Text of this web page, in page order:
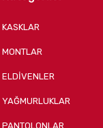
KASKLAR
MONTLAR
ELDİVENLER
YAĞMURLUKLAR
PANTOLONLAR